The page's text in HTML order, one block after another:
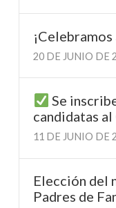
¡Celebramos
20 DE JUNIO DE
Se
candidatas
11 DE JUNIO DE
Elección del
Padres de